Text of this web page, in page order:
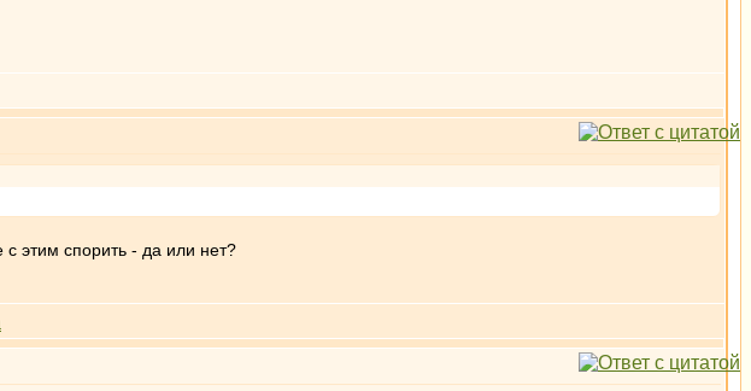
этим спорить - да или нет?